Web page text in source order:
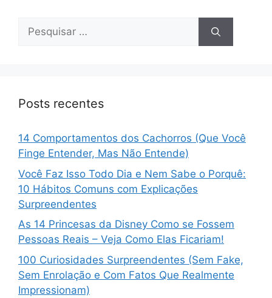
Pesquisar
Posts recentes
14 Comportamentos dos Cachorros (Que Você
Finge Entender, Mas Não Entende)
Você Faz Isso Todo Dia e Nem Sabe o Porquê:
10 Hábitos Comuns com Explicações
Surpreendentes
As 14 Princesas da Disney Como se Fossem
Pessoas Reais – Veja Como Elas Ficariam!
100 Curiosidades Surpreendentes (Sem Fake,
Sem Enrolação e Com Fatos Que Realmente
Impressionam)